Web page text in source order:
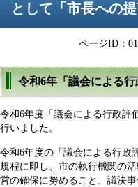
として「市長への
ページID：
令和6年「議会による
令和6年度「議会による行政評
行いました。
令和6年度の「議会による行政
規程に即し、市の執行機関の
営の確保に努めること、議決